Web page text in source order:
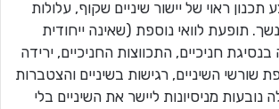
ראוי של יישור שיניים שקוף, עלולות
תופעת לוואי נוספת (שאינה ייחודית
חניכיים, התכווצות החניכיים, ירידה
השיניים, רגישות בשיניים והצטברות
מניסיונות ליישר את השיניים בלי